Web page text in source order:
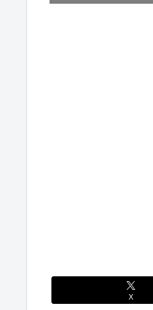
X